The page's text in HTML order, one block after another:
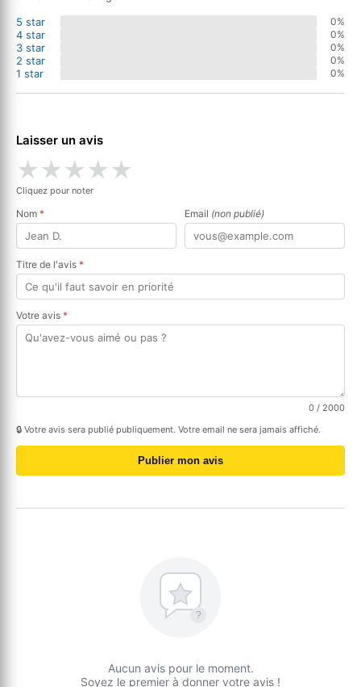
5 star
0%
4 star 0%
3 star 0%
2 star 0%
1 star 0%
Laisser un avis
★★★★★
Cliquez pour noter
Nom * Email (non publié)
Titre de l'avis *
Votre avis *
0 / 2000
🔒 Votre avis sera publié publiquement. Votre email ne sera jamais affiché.
Publier mon avis
?
Aucun avis pour le moment.
Soyez le premier à donner votre avis !